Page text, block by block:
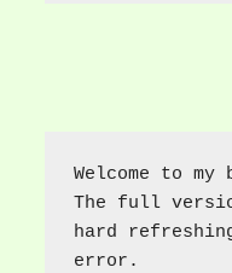
Welcome to my
The full
hard
error.